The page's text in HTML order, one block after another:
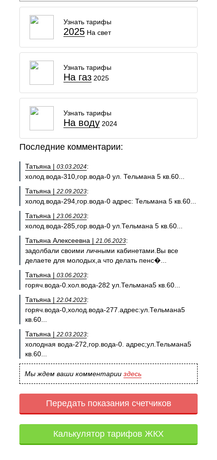
Узнать тарифы
2025 На свет
Узнать тарифы
На газ 2025
Узнать тарифы
На воду 2024
Последние комментарии:
Татьяна | 03.03.2024:
холод.вода-310,гор.вода-0 ул. Тельмана 5 кв.60...
Татьяна | 22.09.2023:
холод.вода-294,гор.вода-0 адрес: Тельмана 5 кв.60...
Татьяна | 23.06.2023:
холод.вода-285,гор.вода-0 ул.Тельмана 5 кв.60...
Татьяна Алексеевна | 21.06.2023:
задолбали своими личными кабинетами.Вы все
делаете для молодых,а что делать пенс�...
Татьяна | 03.06.2023:
горяч.вода-0.хол.вода-282 ул.Тельмана5 кв.60...
Татьяна | 22.04.2023:
горяч.вода-0,холод.вода-277.адрес:ул.Тельмана5
кв.60...
Татьяна | 22.03.2023:
холодная вода-272,гор.вода-0. адрес;ул.Тельмана5
кв.60...
Мы ждем ваши комментарии здесь
Передать показания счетчиков
Калькулятор тарифов ЖКХ